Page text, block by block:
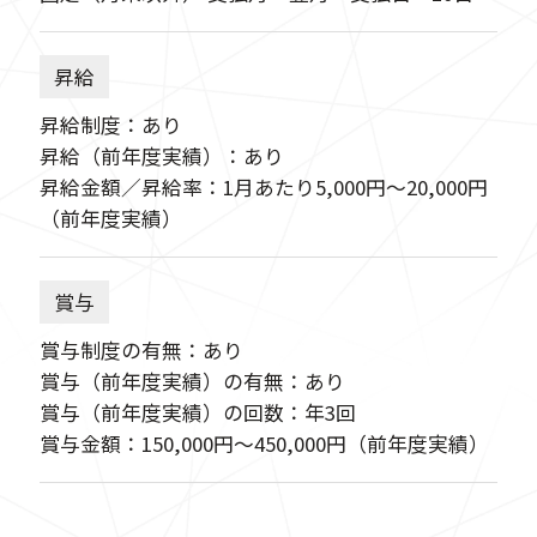
昇給
昇給制度：あり
昇給（前年度実績）：あり
昇給金額／昇給率：1月あたり5,000円〜20,000円
（前年度実績）
賞与
賞与制度の有無：あり
賞与（前年度実績）の有無：あり
賞与（前年度実績）の回数：年3回
賞与金額：150,000円〜450,000円（前年度実績）